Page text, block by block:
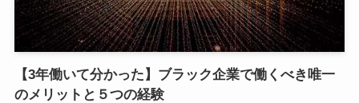
【3年働いて分かった】ブラック企業で働くべき唯一
のメリットと５つの経験